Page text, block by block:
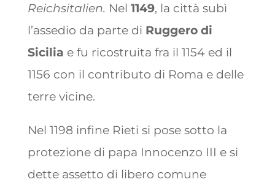
Reichsitalien. Nel 1149, la città subì
l’assedio da parte di Ruggero di
Sicilia e fu ricostruita fra il 1154 ed il
1156 con il contributo di Roma e delle
terre vicine.
Nel 1198 infine Rieti si pose sotto la
protezione di papa Innocenzo III e si
dette assetto di libero comune